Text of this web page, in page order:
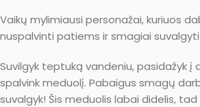
Vaikų mylimiausi personažai, kuriuos
nuspalvinti patiems ir smagiai
Suvilgyk teptuką vandeniu, pasidažyk į
spalvink meduolį. Pabaigus smagų
suvalgyk! Šis meduolis labai didelis,